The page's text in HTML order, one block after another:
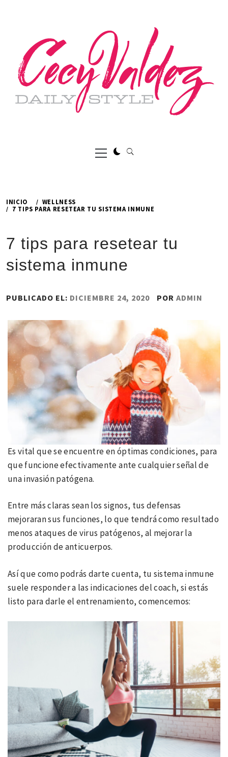
Menú
principal
INICIO
WELLNESS
7 TIPS PARA RESETEAR TU SISTEMA INMUNE
7 tips para resetear tu
sistema inmune
PUBLICADO EL: DICIEMBRE 24, 2020 POR ADMIN
Es vital que se encuentre en óptimas condiciones, para
que funcione efectivamente ante cualquier señal de
una invasión patógena.
Entre más claras sean los signos, tus defensas
mejoraran sus funciones, lo que tendrá como resultado
menos ataques de virus patógenos, al mejorar la
producción de anticuerpos.
Así que como podrás darte cuenta, tu sistema inmune
suele responder a las indicaciones del coach, si estás
listo para darle el entrenamiento, comencemos: